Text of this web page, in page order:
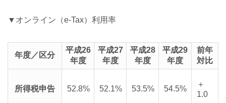
▼オンライン（e-Tax）利用率
年度／区分
平成26
年度
平成27
年度
平成28
年度
平成29
年度
前年
対比
所得税申告 52.8% 52.1% 53.5% 54.5%
＋
1.0